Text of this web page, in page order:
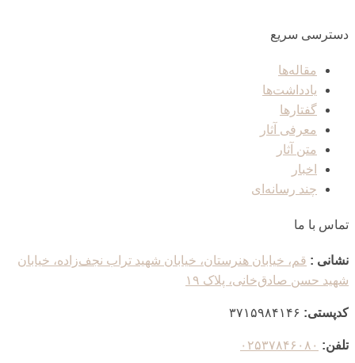
دسترسی سریع
مقاله‌ها
یادداشت‌ها
گفتارها
معرفی آثار
متن آثار
اخبار
چند رسانه‌ای
تماس با ما
نشانی : قم، خیابان هنرستان، خیابان شهید تراب نجف‌زاده، خیابان
شهید حسن صادق‌خانی، پلاک ١٩
کدپستی:
تلفن: ۰۲۵۳۷۸۴۶۰۸۰